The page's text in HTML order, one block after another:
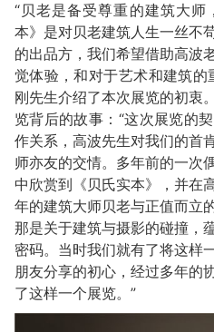
“贝老是备受尊重的建筑大
本》是对贝老建筑人生一丝不
的出品方，我们希望借助高波
觉体验，和对于艺术和建筑的
刚先生介绍了本次展览的初衷
览背后的故事：“这次展览的
作关系，高波先生对我们的首
师亦友的交情。多年前的一次
中欣赏到《贝氏实本》，并在
年的建筑大师贝老与正值而立
那是关于建筑与摄影的碰撞，
密码。当时我们就有了将这样
朋友分享的初心，经过多年的
了这样一个展览。”